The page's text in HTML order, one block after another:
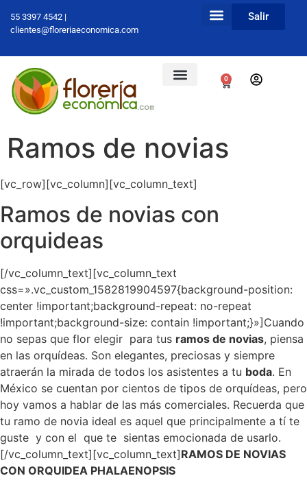
55 3397 4542 |
clientes@floreriaeconomica.com
Salir
0
Ramos de novias
[vc_row][vc_column][vc_column_text]
Ramos de novias con
orquideas
[/vc_column_text][vc_column_text
css=».vc_custom_1582819904597{background-position:
center !important;background-repeat: no-repeat
!important;background-size: contain !important;}»]Cuando
no sepas que flor elegir para tus ramos de novias, piensa
en las orquídeas. Son elegantes, preciosas y siempre
atraerán la mirada de todos los asistentes a tu boda. En
México se cuentan por cientos de tipos de orquídeas, pero
hoy vamos a hablar de las más comerciales. Recuerda que
tu ramo de novia ideal es aquel que principalmente a tí te
guste y con el que te sientas emocionada de usarlo.
[/vc_column_text][vc_column_text]RAMOS DE NOVIAS
CON ORQUIDEA PHALAENOPSIS